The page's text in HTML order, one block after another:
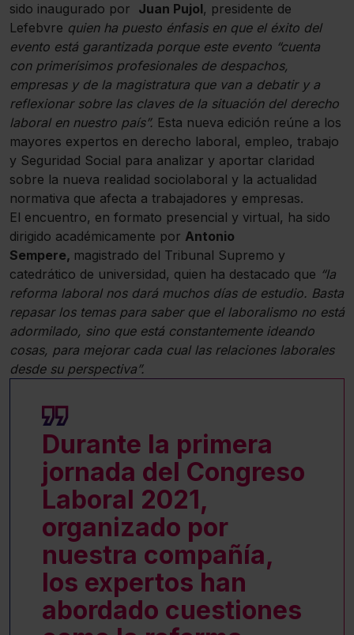
sido inaugurado por Juan Pujol, presidente de
Lefebvre quien ha puesto énfasis en que el éxito del
evento está garantizada porque este evento “cuenta
con primerísimos profesionales de despachos,
empresas y de la magistratura que van a debatir y a
reflexionar sobre las claves de la situación del derecho
laboral en nuestro país”. Esta nueva edición reúne a los
mayores expertos en derecho laboral, empleo, trabajo
y Seguridad Social para analizar y aportar claridad
sobre la nueva realidad sociolaboral y la actualidad
normativa que afecta a trabajadores y empresas.
El encuentro, en formato presencial y virtual, ha sido
dirigido académicamente por Antonio
Sempere, magistrado del Tribunal Supremo y
catedrático de universidad, quien ha destacado que “la
reforma laboral nos dará muchos días de estudio. Basta
repasar los temas para saber que el laboralismo no está
adormilado, sino que está constantemente ideando
cosas, para mejorar cada cual las relaciones laborales
desde su perspectiva”.
Durante la primera
jornada del Congreso
Laboral 2021,
organizado por
nuestra compañía,
los expertos han
abordado cuestiones